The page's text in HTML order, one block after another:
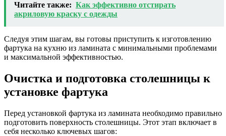
Читайте также: Как эффективно отстирать
акриловую краску с одежды
Следуя этим шагам, вы готовы приступить к изготовлению
фартука на кухню из ламината с минимальными проблемами
и максимальной эффективностью.
Очистка и подготовка столешницы к
установке фартука
Перед установкой фартука из ламината необходимо правильно
подготовить поверхность столешницы. Этот этап включает в
себя несколько ключевых шагов: